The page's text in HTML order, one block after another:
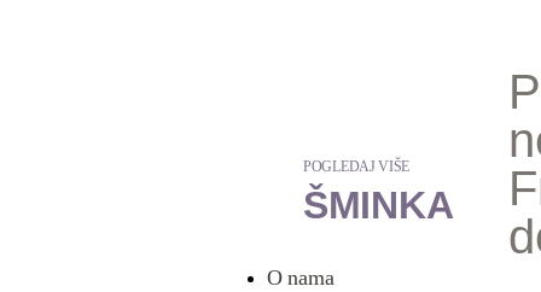
POGLEDAJ VIŠE
ŠMINKA
O nama